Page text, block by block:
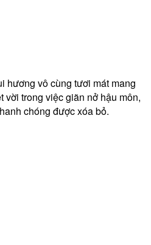
hương vô cùng tươi mát mang
trong việc giãn nở hậu môn,
chóng được xóa bỏ.